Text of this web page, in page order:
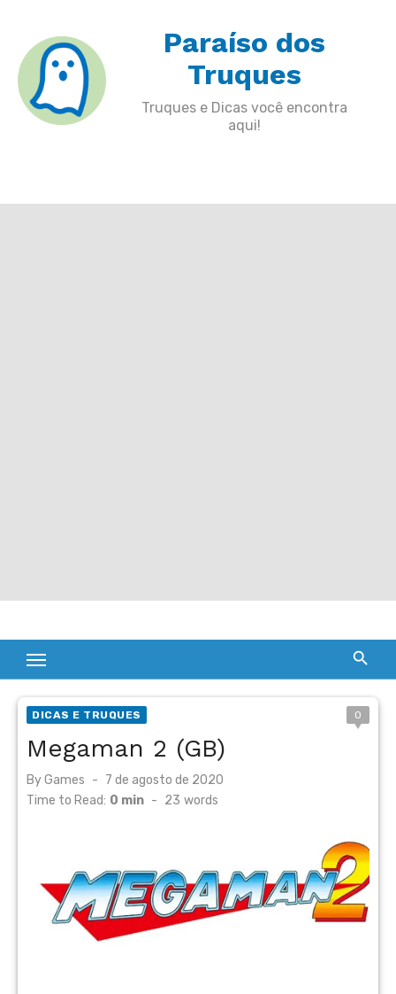
content
Paraíso dos
Truques
Truques e Dicas você encontra
aqui!
DICAS E TRUQUES 0
Megaman 2 (GB)
ByGames
Posted
on
7 de agosto de 2020
Time to Read: 0 min - 23 words